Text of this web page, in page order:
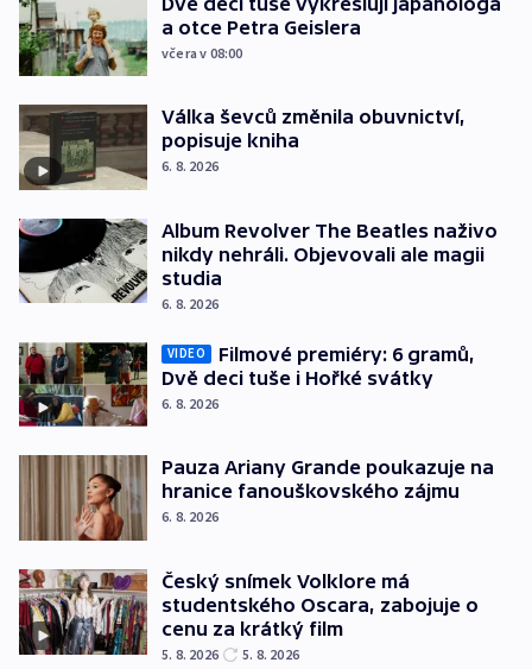
a otce Petra Geislera
včera v 08:00
Válka ševců změnila obuvnictví,
popisuje kniha
6. 8. 2026
Album Revolver The Beatles naživo
nikdy nehráli. Objevovali ale magii
studia
6. 8. 2026
VIDEO
Filmové premiéry: 6 gramů,
Dvě deci tuše i Hořké svátky
6. 8. 2026
Pauza Ariany Grande poukazuje na
hranice fanouškovského zájmu
6. 8. 2026
Český snímek Volklore má
studentského Oscara, zabojuje o
cenu za krátký film
5. 8. 2026 5. 8. 2026